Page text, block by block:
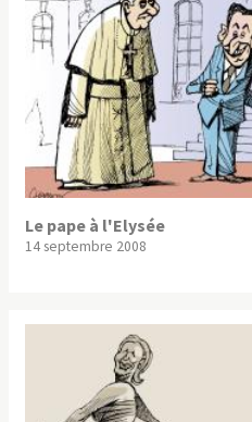
Le pape à l'Elysée
14 septembre 2008